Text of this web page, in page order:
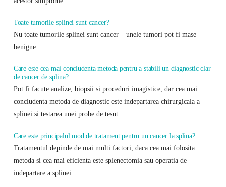
Toate tumorile splinei sunt cancer?
Nu toate tumorile splinei sunt cancer – unele tumori pot fi mase
benigne.
Care este cea mai concludenta metoda pentru a stabili un diagnostic clar
de cancer de splina?
Pot fi facute analize, biopsii si proceduri imagistice, dar cea mai
concludenta metoda de diagnostic este indepartarea chirurgicala a
splinei si testarea unei probe de tesut.
Care este principalul mod de tratament pentru un cancer la splina?
Tratamentul depinde de mai multi factori, daca cea mai folosita
metoda si cea mai eficienta este splenectomia sau operatia de
indepartare a splinei.